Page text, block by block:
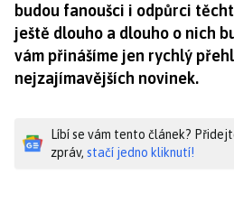
budou fanoušci i odpůrci
ještě dlouho a dlouho o nich
vám přinášíme jen rychlý
nejzajímavějších novinek.
Líbí se vám tento článek?
zpráv, stačí jedno kliknutí!